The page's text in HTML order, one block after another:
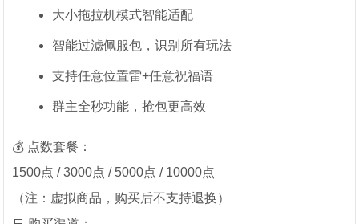
大小拖拉机模式智能适配
智能过滤佩服包，识别所有玩法
支持任意位置雷+任意祝福语
群主全秒功能，抢包更高效
💰 点数套餐：
1500点 / 3000点 / 5000点 / 10000点
（注：虚拟商品，购买后不支持退换）